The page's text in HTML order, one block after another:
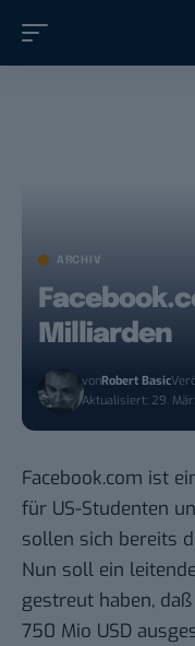
ARCHIV
Milliarden
vonRobert Basic
Aktualisiert: 29.
Facebook.com ist
für US-Studenten
sollen sich bereits
Nun soll ein
gestreut haben,
750 Mio USD